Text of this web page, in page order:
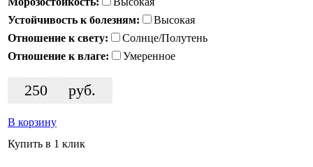
Устойчивость к болезням:
Высокая
Отношение к свету:
Солнце/Полутень
Отношение к влаге:
Умеренное
250 руб.
В корзину
Купить в 1 клик